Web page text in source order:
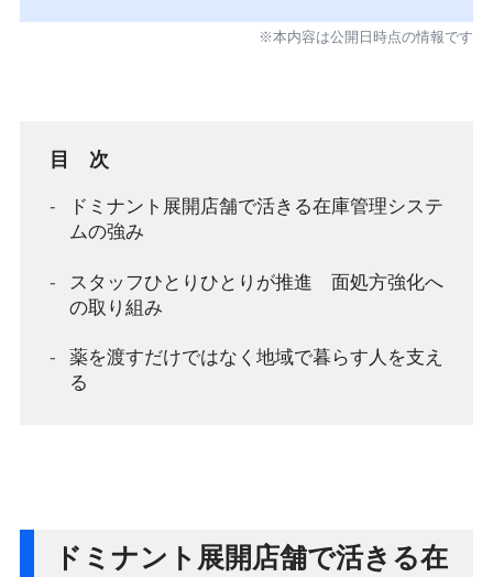
※本内容は公開日時点の情報です
目 次
ドミナント展開店舗で活きる在庫管理システ
ムの強み
スタッフひとりひとりが推進 面処方強化へ
の取り組み
薬を渡すだけではなく地域で暮らす人を支え
る
ドミナント展開店舗で活きる在